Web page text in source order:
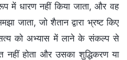
रूप में धारण नहीं किया जाता, और वह
जाता, जो शैतान द्वारा भ्रष्ट किए
को अभ्यास में लाने के संकल्प से
नहीं होता और उसका शुद्धिकरण या